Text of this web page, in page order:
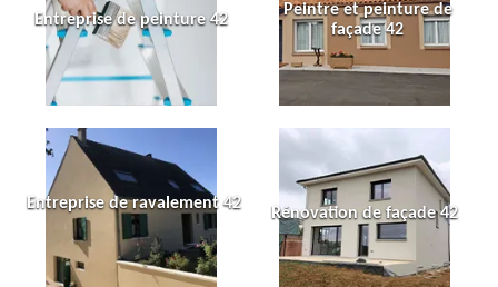
Entreprise de peinture 42
Peintre et peinture de
façade 42
Entreprise de ravalement 42
Rénovation de façade 42